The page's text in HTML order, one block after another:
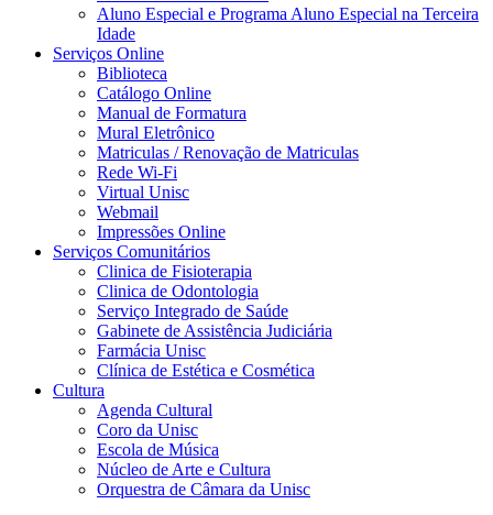
Aluno Especial e Programa Aluno Especial na Terceira
Idade
Serviços Online
Biblioteca
Catálogo Online
Manual de Formatura
Mural Eletrônico
Matriculas / Renovação de Matriculas
Rede Wi-Fi
Virtual Unisc
Webmail
Impressões Online
Serviços Comunitários
Clinica de Fisioterapia
Clinica de Odontologia
Serviço Integrado de Saúde
Gabinete de Assistência Judiciária
Farmácia Unisc
Clínica de Estética e Cosmética
Cultura
Agenda Cultural
Coro da Unisc
Escola de Música
Núcleo de Arte e Cultura
Orquestra de Câmara da Unisc